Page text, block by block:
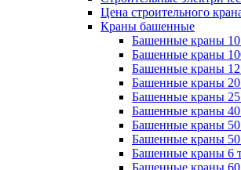
Цена строительного
Краны башенные
Башенные краны
Башенные краны
Башенные краны
Башенные краны
Башенные краны
Башенные краны
Башенные краны
Башенные краны
Башенные краны 6
Башенные краны